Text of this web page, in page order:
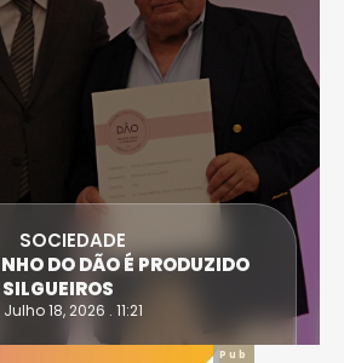
SOCIEDADE
DO DÃO É PRODUZIDO
Julho 18, 2026 . 11:21
Pub